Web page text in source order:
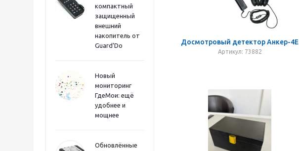
компактный
защищенный
внешний
накопитель от
Guard’Do
Новый
мониторинг
ГдеМои: ещё
удобнее и
мощнее
Обновлённые
Досмотровый детектор Анкер-4Е
Артикул: 73882